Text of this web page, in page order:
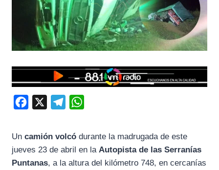
b
e
g
s
Un camión volcó durante la madrugada de este
jueves 23 de abril en la Autopista de las Serranías
Puntanas, a la altura del kilómetro 748, en cercanías